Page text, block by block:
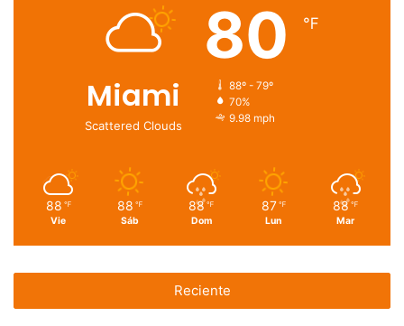
Miami
Scattered Clouds
80 ℉
88º - 79º
70%
9.98 mph
88 ℉
Vie
88 ℉
Sáb
88 ℉
Dom
87 ℉
Lun
88 ℉
Mar
Reciente